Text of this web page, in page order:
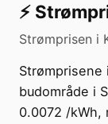
⚡️
Strømprisen i
Strømprisene i
budområde i
0.0072 /kWh,